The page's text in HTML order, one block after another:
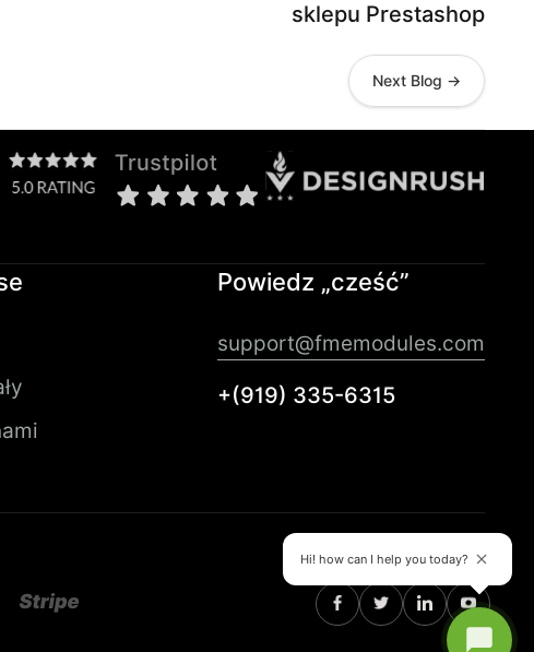
sklepu Prestashop
Next Blog →
Powiedz „cześć”
support@fmemodules.com
+(919) 335-6315
Hi! how can I help you today?